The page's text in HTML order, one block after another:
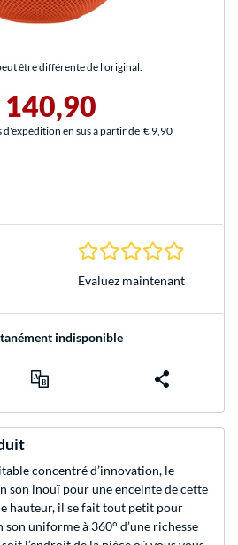
être différente de l'original.
140,90
d'expédition en sus à partir de € 9,90
Evaluez maintenant
indisponible
concentré d’innovation, le
son inouï pour une enceinte de cette
hauteur, il se fait tout petit pour
son uniforme à 360° d’une richesse